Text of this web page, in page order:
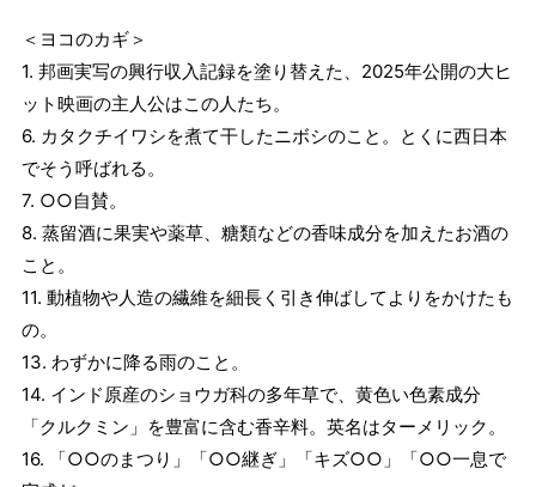
＜ヨコのカギ＞
1. 邦画実写の興行収入記録を塗り替えた、2025年公開の大ヒ
ット映画の主人公はこの人たち。
6. カタクチイワシを煮て干したニボシのこと。とくに西日本
でそう呼ばれる。
7. ○○自賛。
8. 蒸留酒に果実や薬草、糖類などの香味成分を加えたお酒の
こと。
11. 動植物や人造の繊維を細長く引き伸ばしてよりをかけたも
の。
13. わずかに降る雨のこと。
14. インド原産のショウガ科の多年草で、黄色い色素成分
「クルクミン」を豊富に含む香辛料。英名はターメリック。
16. 「○○のまつり」「○○継ぎ」「キズ○○」「○○一息で